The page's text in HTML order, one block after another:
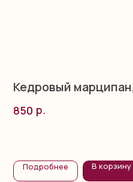
Кедровый
850 р.
Подробнее В корзину